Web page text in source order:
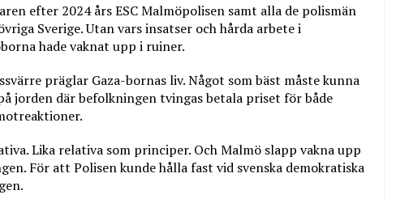
efter 2024 års ESC Malmöpolisen samt alla de polismän
Sverige. Utan vars insatser och hårda arbete i
hade vaknat upp i ruiner.
präglar Gaza-bornas liv. Något som bäst måste kunna
jorden där befolkningen tvingas betala priset för både
Lika relativa som principer. Och Malmö slapp vakna upp
För att Polisen kunde hålla fast vid svenska demokratiska